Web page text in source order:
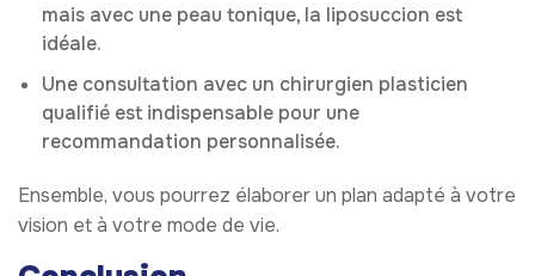
mais avec une peau tonique, la liposuccion est
idéale.
Une consultation avec un chirurgien plasticien
qualifié est indispensable pour une
recommandation personnalisée.
Ensemble, vous pourrez élaborer un plan adapté à votre
vision et à votre mode de vie.